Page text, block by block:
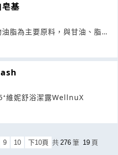
基
脂為主要原料，與甘油、脂肪
維妮舒浴潔露WellnuX
9 10 下10頁 共 276 筆 19 頁